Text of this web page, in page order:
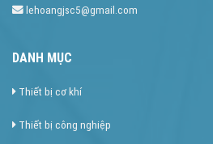
lehoangjsc5@gmail.com
DANH MỤC
Thiết bị cơ khí
Thiết bị công nghiệp